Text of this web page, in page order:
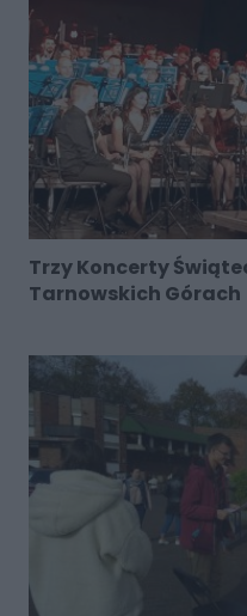
Trzy Koncerty
Tarnowskich Górach